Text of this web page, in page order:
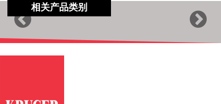
相关产品类别
Previous Next